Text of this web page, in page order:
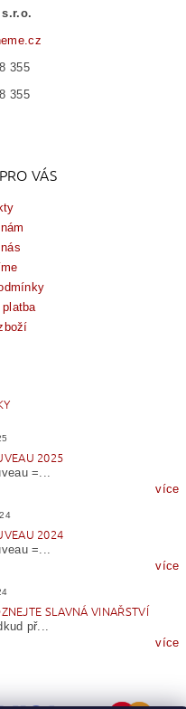
s.r.o.
355
355
VÁS
platba
2025
=...
více
2024
=...
více
SLAVNÁ VINAŘSTVÍ
př...
více